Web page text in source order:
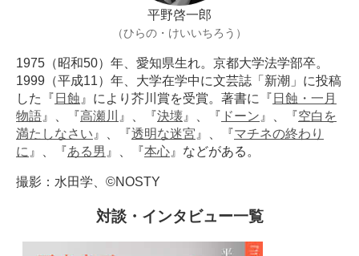
平野啓一郎
（ひらの・けいいちろう）
1975（昭和50）年、愛知県生れ。京都大学法学部卒。
1999（平成11）年、大学在学中に文芸誌「新潮」に投稿
した『 日蝕 』により芥川賞を受賞。著書に『 日蝕・一月
物語 』、『高瀬川 』、『決壊 』、『 ドーン 』、『空白を
満たしなさい 』、『透明な迷宮 』、『マチネの終わり
に 』、『ある男 』、『本心 』などがある。
撮影：水田学、©︎NOSTY
対談・インタビュー一覧